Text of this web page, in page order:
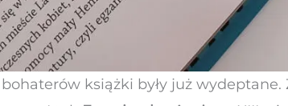
książki były już